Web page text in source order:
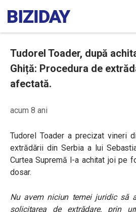
Tudorel Toader, după
Ghiță: Procedura de
afectată.
acum 8 ani
Tudorel Toader a precizat vineri
extrădării din Serbia a lui
Curtea Supremă l-a achitat joi pe
dosar.
Nu avem niciun temei juridic să
solicitarea de extrădare, prin